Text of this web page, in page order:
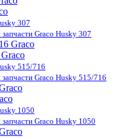
307
Graco Husky 307
515/716
Graco Husky 515/716
1050
Graco Husky 1050